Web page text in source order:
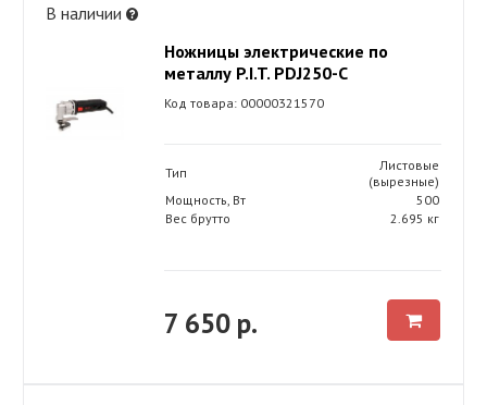
В наличии
Ножницы электрические по
металлу P.I.T. PDJ250-C
Код товара: 00000321570
Тип
Листовые
(вырезные)
Мощность, Вт
500
Вес брутто
2.695 кг
7 650 р.